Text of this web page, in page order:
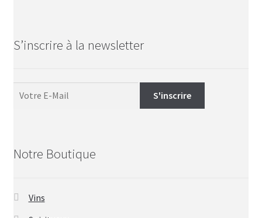
S’inscrire à la newsletter
Notre Boutique
Vins